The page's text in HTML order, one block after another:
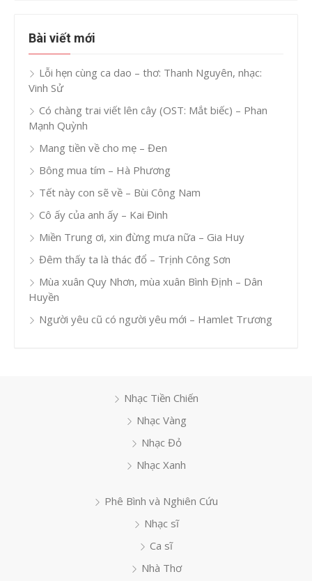
Bài viết mới
Lỗi hẹn cùng ca dao – thơ: Thanh Nguyên, nhạc:
Vinh Sử
Có chàng trai viết lên cây (OST: Mắt biếc) – Phan
Mạnh Quỳnh
Mang tiền về cho mẹ – Đen
Bông mua tím – Hà Phương
Tết này con sẽ về – Bùi Công Nam
Cô ấy của anh ấy – Kai Đinh
Miền Trung ơi, xin đừng mưa nữa – Gia Huy
Đêm thấy ta là thác đổ – Trịnh Công Sơn
Mùa xuân Quy Nhơn, mùa xuân Bình Định – Dân
Huyền
Người yêu cũ có người yêu mới – Hamlet Trương
Nhạc Tiền Chiến
Nhạc Vàng
Nhạc Đỏ
Nhạc Xanh
Phê Bình và Nghiên Cứu
Nhạc sĩ
Ca sĩ
Nhà Thơ